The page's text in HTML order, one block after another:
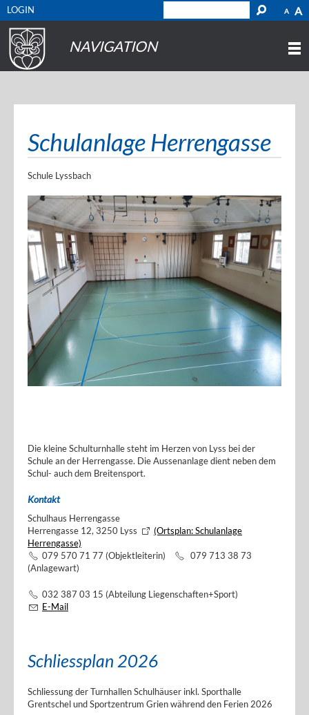
A A
LOGIN
NAVIGATION
Schulanlage Herrengasse
Schule Lyssbach
Die kleine Schulturnhalle steht im Herzen von Lyss bei der
Schule an der Herrengasse. Die Aussenanlage dient neben dem
Schul- auch dem Breitensport.
Kontakt
Schulhaus Herrengasse
Herrengasse 12, 3250 Lyss
(Ortsplan: Schulanlage
Herrengasse)
079 570 71 77 (Objektleiterin)
079 713 38 73
(Anlagewart)
032 387 03 15 (Abteilung Liegenschaften+Sport)
E-Mail
Schliessplan 2026
Schliessung der Turnhallen Schulhäuser inkl. Sporthalle
Grentschel und Sportzentrum Grien während den Ferien 2026